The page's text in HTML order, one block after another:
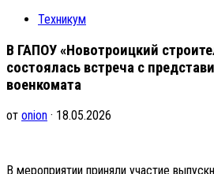
Техникум
В ГАПОУ «Новотроицкий
состоялась встреча с
военкомата
от onion · 18.05.2026
В мероприятии приняли участие